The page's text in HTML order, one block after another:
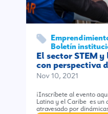
Boletín
El sector STEM
con perspectiva
Nov 10, 2021
¡Inscríbete al evento
Latina y el Caribe es un
atravesado por